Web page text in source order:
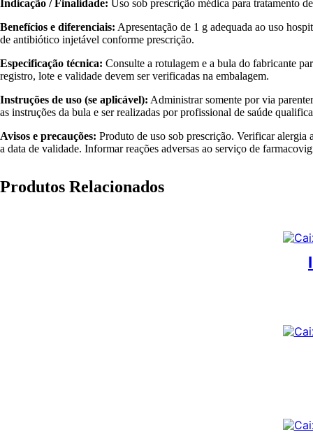
Indicação / Finalidade: Uso sob prescrição médica para tratamento
Benefícios e diferenciais: Apresentação de 1 g adequada ao uso
de antibiótico injetável conforme prescrição.
Especificação técnica: Consulte a rotulagem e a bula do fabricante
registro, lote e validade devem ser verificadas na embalagem.
Instruções de uso (se aplicável): Administrar somente por via
as instruções da bula e ser realizadas por profissional de saúde
Avisos e precauções: Produto de uso sob prescrição. Verificar alergia
a data de validade. Informar reações adversas ao serviço de
Produtos Relacionados